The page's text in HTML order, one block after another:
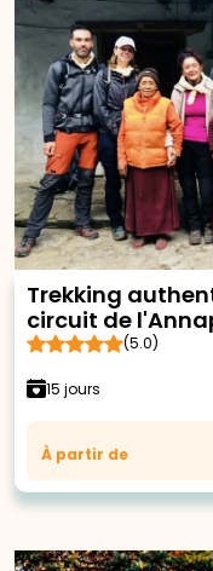
Trekking
circuit de
battus
(5.0)
15 jours
À partir de